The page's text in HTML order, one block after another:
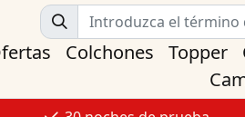
Colchones Topper